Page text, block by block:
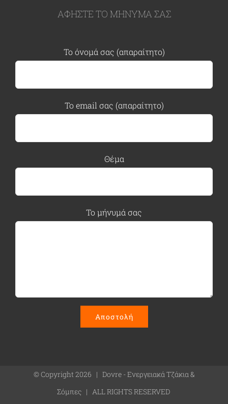
ΑΦΗΣΤΕ ΤΟ ΜΗΝΥΜΑ ΣΑΣ
Το όνομά σας (απαραίτητο)
Το email σας (απαραίτητο)
Θέμα
Το μήνυμά σας
© Copyright2026 | Dovre - Ενεργειακά Τζάκια &
Σόμπες | ALL RIGHTS RESERVED